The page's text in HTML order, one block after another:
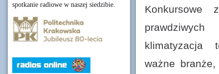
spotkanie radiowe w naszej siedzibie.
Konkursowe
klimatyzacja
ważne